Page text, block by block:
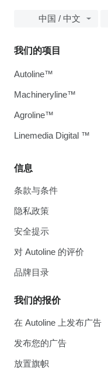
中国 / 中文
信息
条款与条件
隐私政策
安全提示
对 Autoline 的评价
品牌目录
我们的报价
在 Autoline 上发布广告
发布您的广告
放置旗帜
我们的项目
Autoline™
Machineryline™
Agroline™
Linemedia Digital ™